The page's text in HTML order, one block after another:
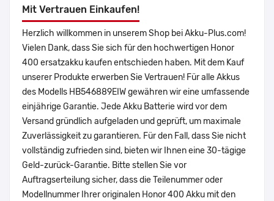
Mit Vertrauen Einkaufen!
Herzlich willkommen in unserem Shop bei Akku-Plus.com!
Vielen Dank, dass Sie sich für den hochwertigen Honor
400 ersatzakku kaufen entschieden haben. Mit dem Kauf
unserer Produkte erwerben Sie Vertrauen! Für alle Akkus
des Modells HB546889EIW gewähren wir eine umfassende
einjährige Garantie. Jede Akku Batterie wird vor dem
Versand gründlich aufgeladen und geprüft, um maximale
Zuverlässigkeit zu garantieren. Für den Fall, dass Sie nicht
vollständig zufrieden sind, bieten wir Ihnen eine 30-tägige
Geld-zurück-Garantie. Bitte stellen Sie vor
Auftragserteilung sicher, dass die Teilenummer oder
Modellnummer Ihrer originalen Honor 400 Akku mit den